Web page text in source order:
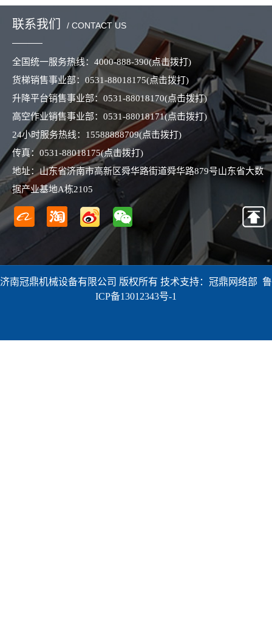
联系我们 / CONTACT US
全国统一服务热线： 4000-888-390(点击拨打)
货梯销售事业部： 0531-88018175(点击拨打)
升降平台销售事业部： 0531-88018170(点击拨打)
高空作业销售事业部： 0531-88018171(点击拨打)
24小时服务热线： 15588888709(点击拨打)
传真： 0531-88018175(点击拨打)
地址：山东省济南市高新区舜华路街道舜华路879号山东省大数
据产业基地A栋2105
济南冠鼎机械设备有限公司 版权所有 技术支持：冠鼎网络部 鲁
ICP备13012343号-1